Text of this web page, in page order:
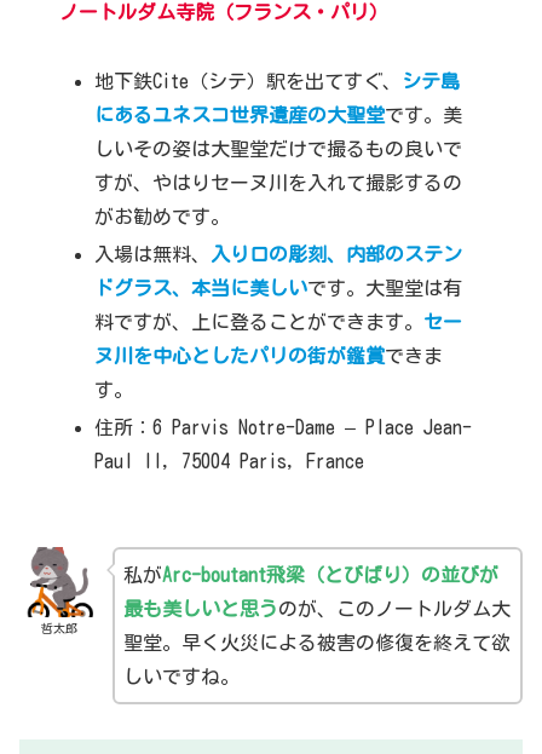
ノートルダム寺院（フランス・パリ）
地下鉄Cite（シテ）駅を出てすぐ、 シテ島
にあるユネスコ世界遺産の大聖堂です。美
しいその姿は大聖堂だけで撮るもの良いで
すが、やはりセーヌ川を入れて撮影するの
がお勧めです。
入場は無料、
入り口の彫刻、内部のステン
ドグラス、本当に美しいです。大聖堂は有
料ですが、上に登ることができます。 セー
ヌ川を中心としたパリの街が鑑賞できま
す。
住所：6 Parvis Notre-Dame – Place Jean-
Paul II, 75004 Paris, France
哲太郎
私がArc-boutant飛梁（とびばり）の並びが
最も美しいと思うのが、このノートルダム大
聖堂。早く火災による被害の修復を終えて欲
しいですね。